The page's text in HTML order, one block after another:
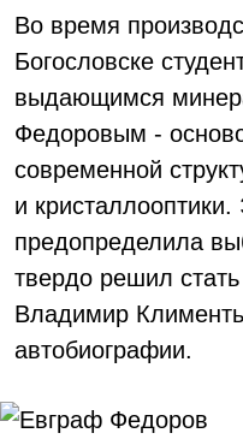
Во время
Богословске
выдающимся
Федоровым -
современной
и кристаллооптики.
предопределила
твердо решил
Владимир
автобиографии.